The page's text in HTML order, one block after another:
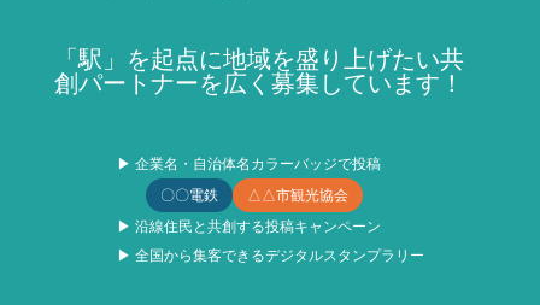
「駅」を起点に地域を盛り上げたい共
創パートナーを広く募集しています！
▶ 企業名・自治体名カラーバッジで投稿
〇〇電鉄
△△市観光協会
▶ 沿線住民と共創する投稿キャンペーン
▶ 全国から集客できるデジタルスタンプラリー